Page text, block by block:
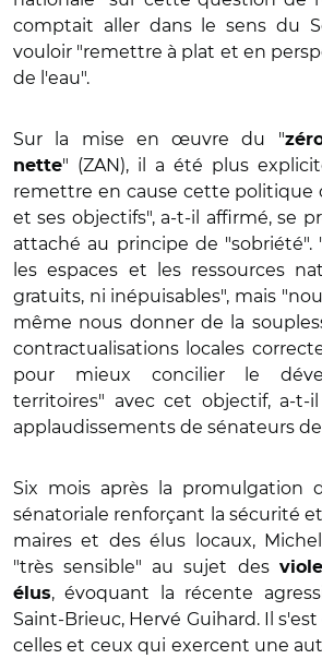
comptait aller dans le sens du
vouloir "remettre à plat et en
de l'eau".
Sur la mise en œuvre du "
nette" (ZAN), il a été plus
remettre en cause cette politique
et ses objectifs", a-t-il affirmé, se
attaché au principe de "sobriété".
les espaces et les ressources
gratuits, ni inépuisables", mais
même nous donner de la
contractualisations locales
pour mieux concilier le
territoires" avec cet objectif, a-t-
applaudissements de sénateurs
Six mois après la promulgation
sénatoriale renforçant la sécurité
maires et des élus locaux,
"très sensible" au sujet des
élus, évoquant la récente
Saint-Brieuc, Hervé Guihard. Il
celles et ceux qui exercent une